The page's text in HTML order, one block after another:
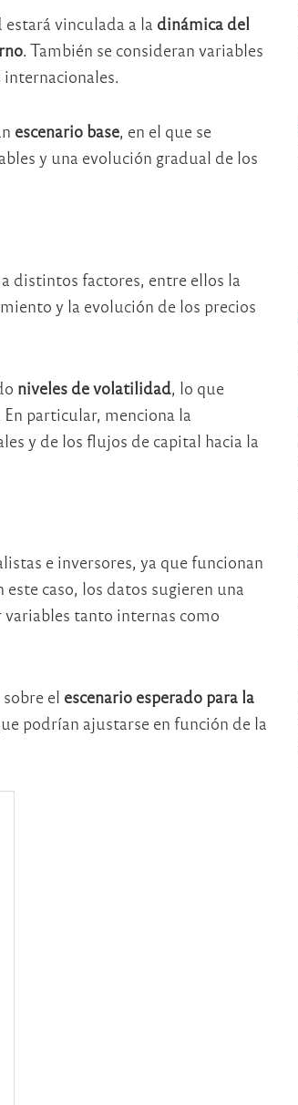
vinculada a la dinámica del
. También se consideran variables
escenario base, en el que se
y una evolución gradual de los
distintos factores, entre ellos la
y la evolución de los precios
niveles de volatilidad, lo que
particular, menciona la
y de los flujos de capital hacia la
e inversores, ya que funcionan
caso, los datos sugieren una
tanto internas como
el escenario esperado para la
podrían ajustarse en función de la